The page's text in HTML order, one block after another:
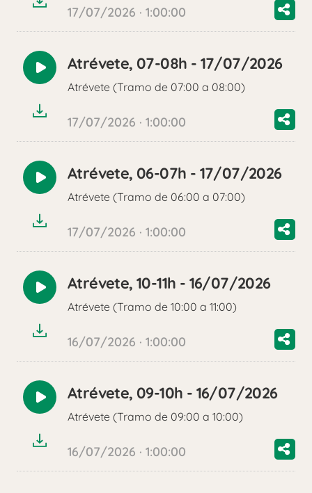
17/07/2026 · 1:00:00
Reproducir
audio
Atrévete, 07-08h - 17/07/2026
Atrévete (Tramo de 07:00 a 08:00)
17/07/2026 · 1:00:00
Reproducir
audio
Atrévete, 06-07h - 17/07/2026
Atrévete (Tramo de 06:00 a 07:00)
17/07/2026 · 1:00:00
Reproducir
audio
Atrévete, 10-11h - 16/07/2026
Atrévete (Tramo de 10:00 a 11:00)
16/07/2026 · 1:00:00
Reproducir
audio
Atrévete, 09-10h - 16/07/2026
Atrévete (Tramo de 09:00 a 10:00)
16/07/2026 · 1:00:00